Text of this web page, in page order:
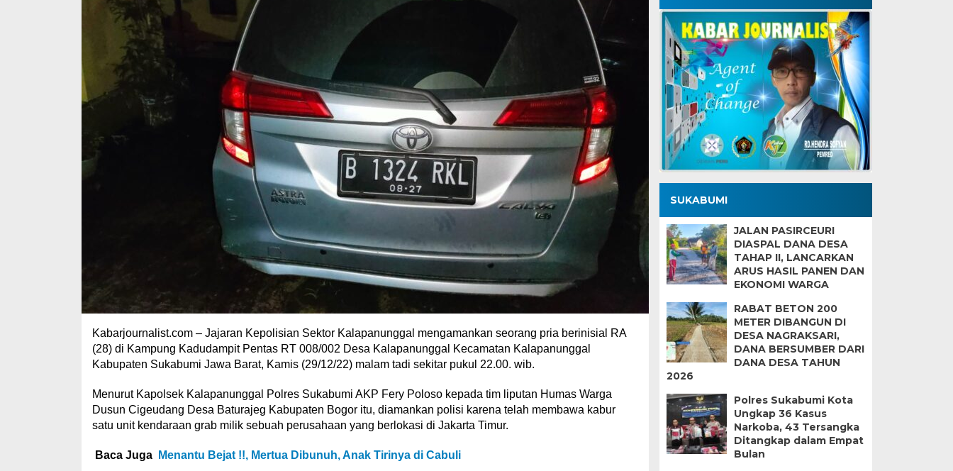
Kabarjournalist.com – Jajaran Kepolisian Sektor Kalapanunggal mengamankan seorang pria berinisial RA
(28) di Kampung Kadudampit Pentas RT 008/002 Desa Kalapanunggal Kecamatan Kalapanunggal
Kabupaten Sukabumi Jawa Barat, Kamis (29/12/22) malam tadi sekitar pukul 22.00. wib.
Menurut Kapolsek Kalapanunggal Polres Sukabumi AKP Fery Poloso kepada tim liputan Humas Warga
Dusun Cigeudang Desa Baturajeg Kabupaten Bogor itu, diamankan polisi karena telah membawa kabur
satu unit kendaraan grab milik sebuah perusahaan yang berlokasi di Jakarta Timur.
Baca Juga Menantu Bejat !!, Mertua Dibunuh, Anak Tirinya di Cabuli
SUKABUMI
JALAN PASIRCEURI
DIASPAL DANA DESA
TAHAP II, LANCARKAN
ARUS HASIL PANEN DAN
EKONOMI WARGA
RABAT BETON 200
METER DIBANGUN DI
DESA NAGRAKSARI,
DANA BERSUMBER DARI
DANA DESA TAHUN
2026
Polres Sukabumi Kota
Ungkap 36 Kasus
Narkoba, 43 Tersangka
Ditangkap dalam Empat
Bulan